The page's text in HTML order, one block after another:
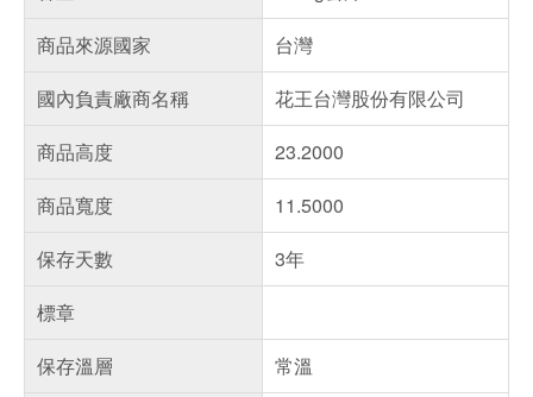
商品來源國家
台灣
國內負責廠商名稱
花王台灣股份有限公司
商品高度
23.2000
商品寬度
11.5000
保存天數
3年
標章
保存溫層
常溫